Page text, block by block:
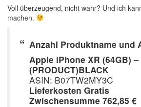
Voll überzeugend, nicht wahr? Und ich
machen.
Anzahl Produktname und
Apple iPhone XR (64GB) –
(PRODUCT)BLACK
ASIN: B07TW2MY3C
Lieferkosten Gratis
Zwischensumme 762,85 €